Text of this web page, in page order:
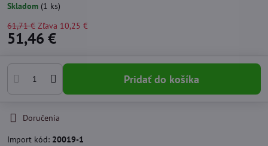
Skladom (1 ks)
61,71 € Zľava 10,25 €
51,46 €
Pridať do košíka
Doručenia
Import kód: 20019-1